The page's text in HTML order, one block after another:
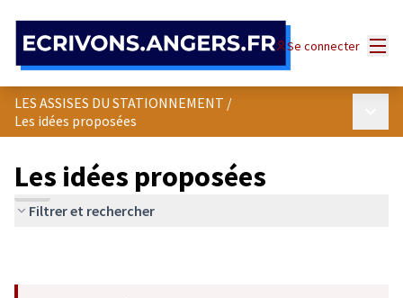
Se connecter
LES ASSISES DU STATIONNEMENT /
Les idées proposées
Les idées proposées
Filtrer et rechercher